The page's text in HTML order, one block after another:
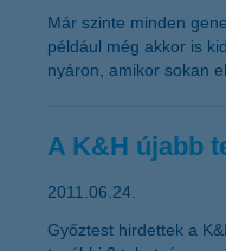
Már szinte minden
például még akkor is
nyáron, amikor sokan
A K&H újabb
2011.06.24.
Győztest hirdettek a